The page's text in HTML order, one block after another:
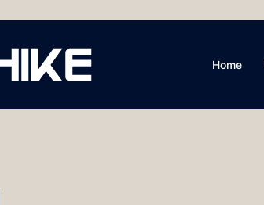
Home